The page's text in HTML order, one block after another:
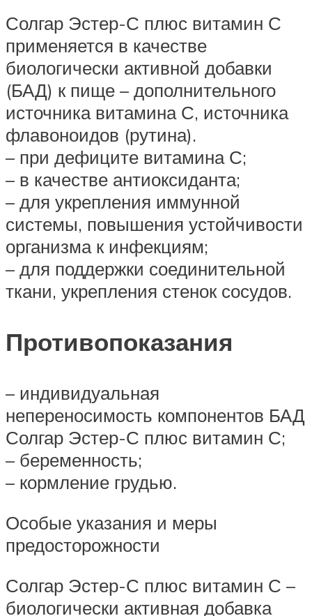
Солгар Эстер-С плюс витамин С
применяется в качестве
биологически активной добавки
(БАД) к пище – дополнительного
источника витамина С, источника
флавоноидов (рутина).
– при дефиците витамина С;
– в качестве антиоксиданта;
– для укрепления иммунной
системы, повышения устойчивости
организма к инфекциям;
– для поддержки соединительной
ткани, укрепления стенок сосудов.
Противопоказания
– индивидуальная
непереносимость компонентов БАД
Солгар Эстер-С плюс витамин С;
– беременность;
– кормление грудью.
Особые указания и меры
предосторожности
Солгар Эстер-С плюс витамин С –
биологически активная добавка